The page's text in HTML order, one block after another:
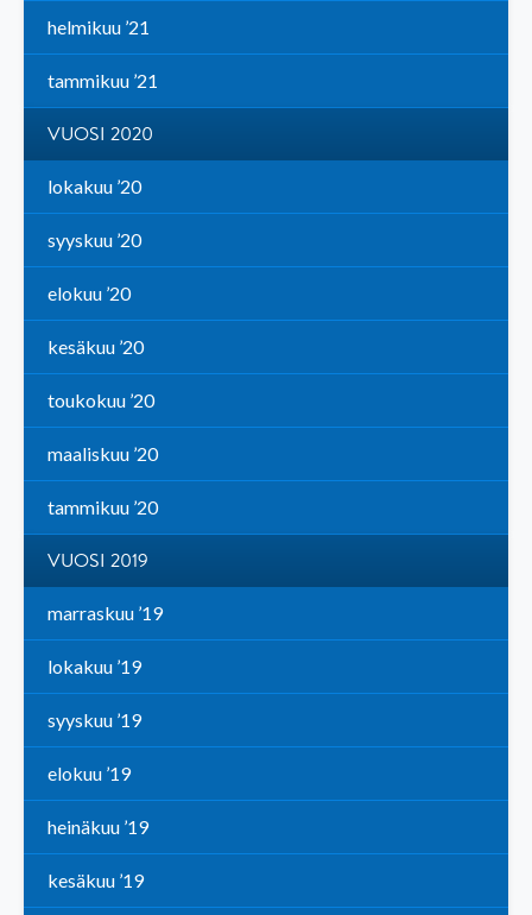
helmikuu ’21
tammikuu ’21
VUOSI 2020
lokakuu ’20
syyskuu ’20
elokuu ’20
kesäkuu ’20
toukokuu ’20
maaliskuu ’20
tammikuu ’20
VUOSI 2019
marraskuu ’19
lokakuu ’19
syyskuu ’19
elokuu ’19
heinäkuu ’19
kesäkuu ’19